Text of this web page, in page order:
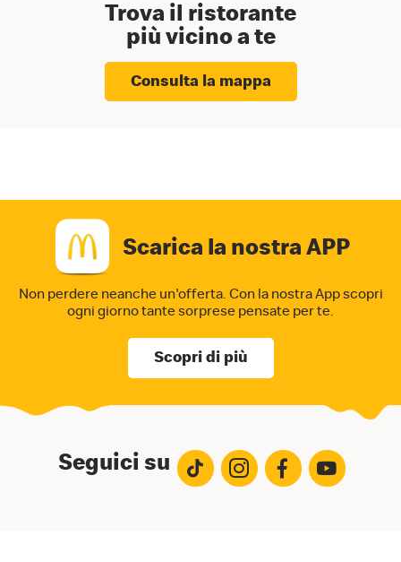
Trova il ristorante
più vicino a te
Consulta la mappa
Scarica la nostra APP
Non perdere neanche un'offerta. Con la nostra App scopri
ogni giorno tante sorprese pensate per te.
Scopri di più
Seguici su